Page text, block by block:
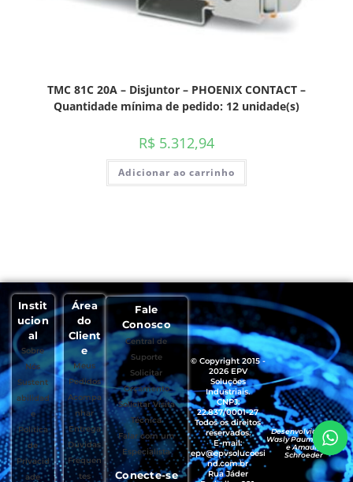
TMC 81C 20A – Disjuntor – PHOENIX CONTACT –
Quantidade mínima de pedido: 12 unidade(s)
R$ 5.312,94
Adicionar ao carrinho
Instit
ucion
al
Sobre
Nós
Sustent
abilidad
e
Política
de
Privacid
ade
Área
do
Client
e
Meus
Pedidos
Acompa
nhar
Entrega
Dúvidas
Frequen
tes
Fale
Conosco
Central de
Suporte
Solicitar
Orçamento
Solicitar Visita
Técnica
Falar com um
Especialista
Conecte-se
© Copyright 2015 -
2026 EPV
Soluções
Industriais.
CNPJ:
22.837/0001-27
Todos os direitos
reservados.
E-mail:
epv@epvsolucoesi
nd.com.br
Rua Jáder
Desenvolvido por
Wasly Paumgartten
e Amaury
Schroeder